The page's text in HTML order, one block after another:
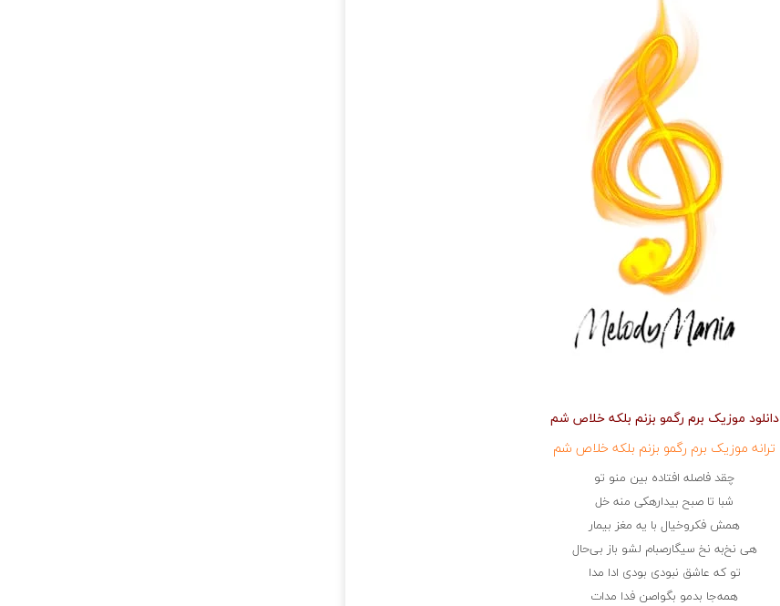
دانلود موزیک برم رگمو بزنم بلکه خلاص شم
ترانه موزیک برم رگمو بزنم بلکه خلاص شم
چقد فاصله افتاده بین منو تو
شبا تا صبح بیدارهکی منه خل
همش فکروخیال با یه مغز بیمار
هی نخ‌به نخ سیگارصبام لشو باز بی‌حال
تو که عاشق نبودی بودی ادا مدا
همه‌جا بدمو بگواصن فدا مدات